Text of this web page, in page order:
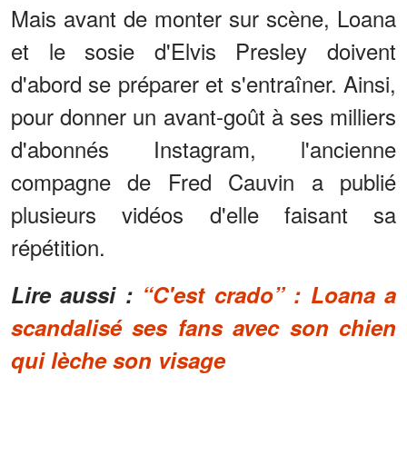
Mais avant de monter sur scène, Loana
et le sosie d'Elvis Presley doivent
d'abord se préparer et s'entraîner. Ainsi,
pour donner un avant-goût à ses milliers
d'abonnés Instagram, l'ancienne
compagne de Fred Cauvin a publié
plusieurs vidéos d'elle faisant sa
répétition.
Lire aussi :“C'est crado” : Loana a
scandalisé ses fans avec son chien
qui lèche son visage